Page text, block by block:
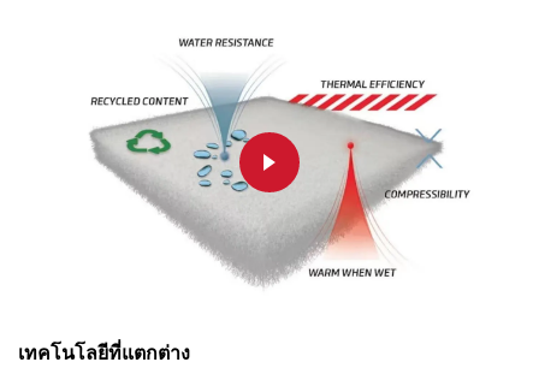
PLAY
เทคโนโลยีที่แตกต่าง